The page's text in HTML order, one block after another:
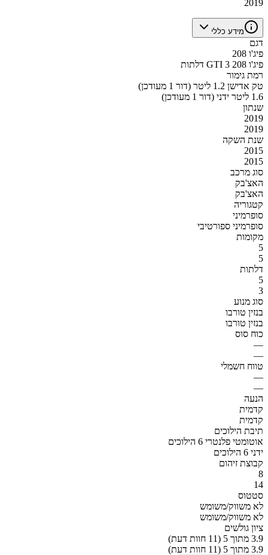
2019
מידע כללי
דגם
פיג'ו 208
פיג'ו 208 GTI 3 דלתות
רמת גימור
טק אדישן 1.2 ליטר (דור 1 מעודכן)
1.6 ליטר ידני (דור 1 מעודכן)
שנתון
2019
2019
שנת השקה
2015
2015
סוג מרכב
האצ'בק
האצ'בק
קטגוריה
סופרמיני
סופרמיני ספורטיבי
מקומות
5
5
דלתות
5
3
סוג מנוע
בנזין טורבו
בנזין טורבו
כוח סוס
—
—
טווח חשמלי
—
—
הנעה
קדמית
קדמית
תיבת הילוכים
אוטומטי פלנטרי 6 הילוכים
ידני 6 הילוכים
קבוצת זיהום
8
14
סטטוס
לא משווק/משומש
לא משווק/משומש
ציון גולשים
3.9 מתוך 5 (11 חוות דעת)
3.9 מתוך 5 (11 חוות דעת)